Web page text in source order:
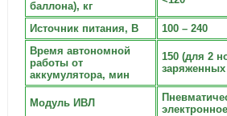
баллона), кг
Источник питания, В
100 – 240
Время автономной
работы от
аккумулятора, мин
150 (для 2
заряженных
Модуль ИВЛ